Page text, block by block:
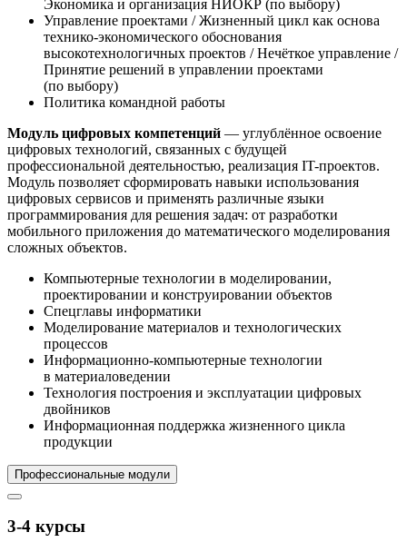
Экономика и организация НИОКР (по выбору)
Управление проектами / Жизненный цикл как основа
технико-экономического обоснования
высокотехнологичных проектов / Нечёткое управление /
Принятие решений в управлении проектами
(по выбору)
Политика командной работы
Модуль цифровых компетенций — углублённое освоение
цифровых технологий, связанных с будущей
профессиональной деятельностью, реализация IT-проектов.
Модуль позволяет сформировать навыки использования
цифровых сервисов и применять различные языки
программирования для решения задач: от разработки
мобильного приложения до математического моделирования
сложных объектов.
Компьютерные технологии в моделировании,
проектировании и конструировании объектов
Спецглавы информатики
Моделирование материалов и технологических
процессов
Информационно-компьютерные технологии
в материаловедении
Технология построения и эксплуатации цифровых
двойников
Информационная поддержка жизненного цикла
продукции
Профессиональные модули
3-4 курсы